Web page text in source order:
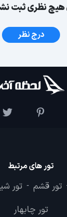
هیچ نظری ثبت
درج نظر
تور های مرتبط
تور قشم - تور
تور چابهار